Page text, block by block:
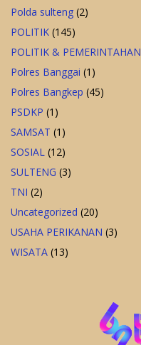
Polda sulteng (2)
POLITIK (145)
POLITIK & PEMERINTAHAN
Polres Banggai (1)
Polres Bangkep (45)
PSDKP (1)
SAMSAT (1)
SOSIAL (12)
SULTENG (3)
TNI (2)
Uncategorized (20)
USAHA PERIKANAN (3)
WISATA (13)